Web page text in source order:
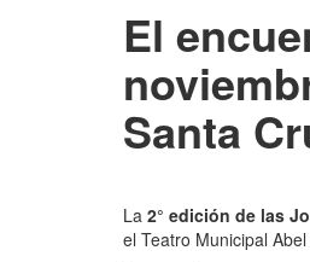
El
Santa
La 2° edición de las
el Teatro Municipal